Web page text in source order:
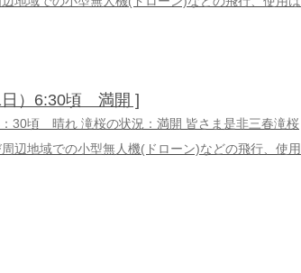
）6:30頃 満開 ]
30頃 晴れ 滝桜の状況：満開 皆さま是非三春滝桜
辺地域での小型無人機(ドローン)などの飛行、使用